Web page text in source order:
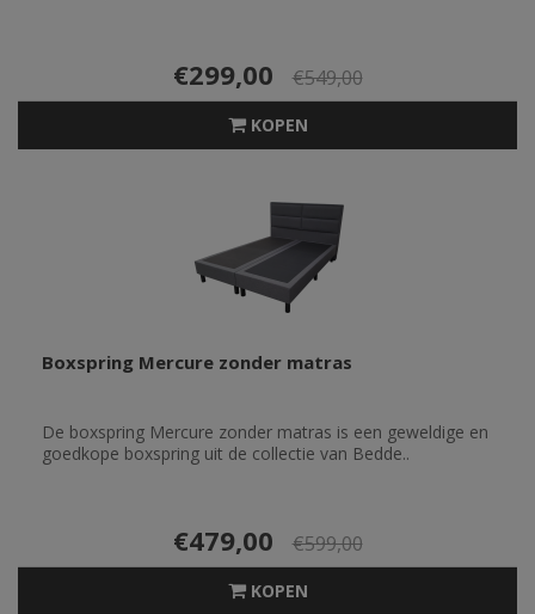
€299,00 €549,00
KOPEN
Boxspring Mercure zonder matras
De boxspring Mercure zonder matras is een geweldige en
goedkope boxspring uit de collectie van Bedde..
€479,00 €599,00
KOPEN